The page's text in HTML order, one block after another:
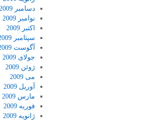
دسامبر 2009
نوامبر 2009
اکتبر 2009
سپتامبر 2009
آگوست 2009
جولای 2009
ژوئن 2009
می 2009
آوریل 2009
مارس 2009
فوریه 2009
ژانویه 2009